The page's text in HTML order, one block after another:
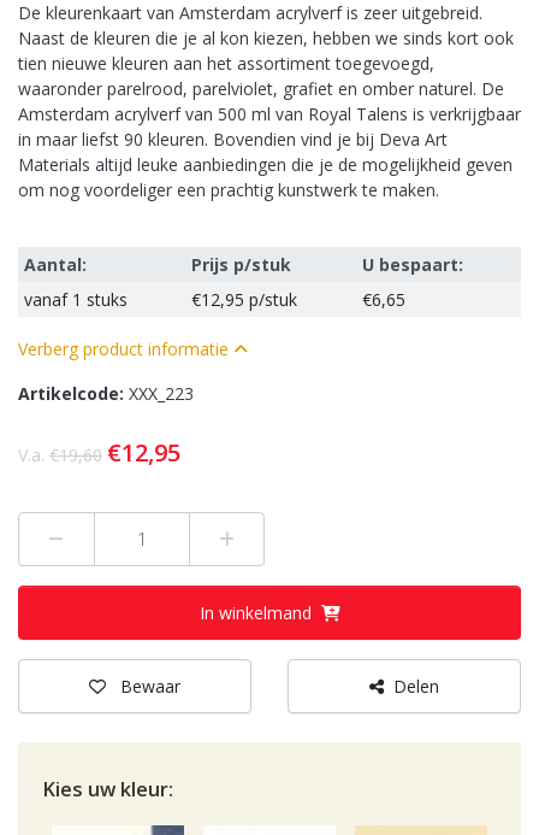
De kleurenkaart van Amsterdam acrylverf is zeer uitgebreid.
Naast de kleuren die je al kon kiezen, hebben we sinds kort ook
tien nieuwe kleuren aan het assortiment toegevoegd,
waaronder parelrood, parelviolet, grafiet en omber naturel. De
Amsterdam acrylverf van 500 ml van Royal Talens is verkrijgbaar
in maar liefst 90 kleuren. Bovendien vind je bij Deva Art
Materials altijd leuke aanbiedingen die je de mogelijkheid geven
om nog voordeliger een prachtig kunstwerk te maken.
Aantal: Prijs p/stuk
U bespaart:
vanaf 1 stuks €12,95 p/stuk €6,65
Verberg product informatie
Artikelcode: XXX_223
V.a. €19,60 €12,95
In winkelmand
Bewaar Delen
Kies uw kleur: